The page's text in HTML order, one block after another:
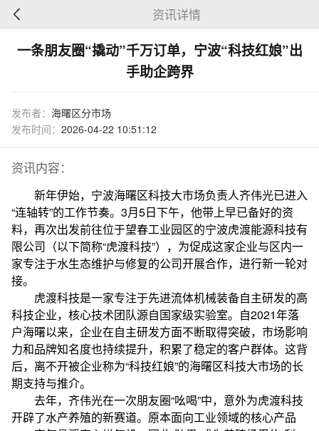
资讯详情
一条朋友圈“撬动”千万订单，宁波“科技红娘”出
手助企跨界
发布者： 海曙区分市场
发布时间： 2026-04-22 10:51:12
资讯内容：
新年伊始，宁波海曙区科技大市场负责人齐伟光已进入
“连轴转”的工作节奏。3月5日下午，他带上早已备好的资
料，再次出发前往位于望春工业园区的宁波虎渡能源科技有
限公司（以下简称“虎渡科技”），为促成这家企业与区内一
家专注于水生态维护与修复的公司开展合作，进行新一轮对
接。
虎渡科技是一家专注于先进流体机械装备自主研发的高
科技企业，核心技术团队源自国家级实验室。自2021年落
户海曙以来，企业在自主研发方面不断取得突破，市场影响
力和品牌知名度也持续提升，积累了稳定的客户群体。这背
后，离不开被企业称为“科技红娘”的海曙区科技大市场的长
期支持与推介。
去年，齐伟光在一次朋友圈“吆喝”中，意外为虎渡科技
开辟了水产养殖的新赛道。原本面向工业领域的核心产品